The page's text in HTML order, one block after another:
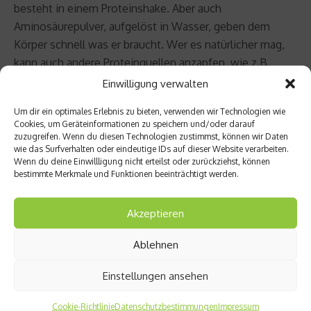
Einwilligung verwalten
Um dir ein optimales Erlebnis zu bieten, verwenden wir Technologien wie
Cookies, um Geräteinformationen zu speichern und/oder darauf
zuzugreifen. Wenn du diesen Technologien zustimmst, können wir Daten
wie das Surfverhalten oder eindeutige IDs auf dieser Website verarbeiten.
Wenn du deine Einwillligung nicht erteilst oder zurückziehst, können
bestimmte Merkmale und Funktionen beeinträchtigt werden.
Akzeptieren
Ablehnen
Einstellungen ansehen
Cookie-RichtlinieDatenschutzbestimmungenImpressum
besteht in einem Proteinshake. Aber auch
Aminosäurepulver, aufgelöst in Wasser, geben dem
Körper schnell was er braucht. Wer es natürlicher mag,
kann auch andere Proteinquellen anzapfen, wie z.B.
helles Fleisch, Fisch, Eier, Milchprodukte, Hülsenfrüchte
Ebenfalls gesundheitserhaltend sind natürlich viele
Obst- und Gemüsesorten mit ihren Vitaminen,
Mineralstoffen, sekundären Pflanzenstoffen und
Fehler Nummer 6: Wer Gas gibt, wird
Natürlich lässt sich nicht bestreiten, dass jemandem, der